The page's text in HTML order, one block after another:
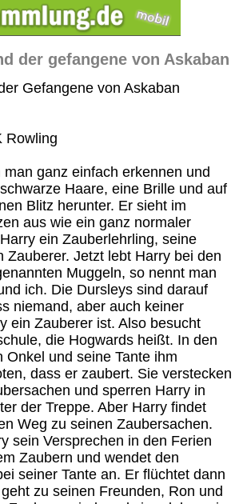
der gefangene von Askaban
Gefangene von Askaban
Rowling
ganz einfach erkennen und
Haare, eine Brille und auf
Blitz herunter. Er sieht im
aus wie ein ganz normaler
ein Zauberlehrling, seine
Zauberer. Jetzt lebt Harry bei den
Muggeln, so nennt man
ich. Die Dursleys sind darauf
niemand, aber auch keiner
ein Zauberer ist. Also besucht
die Hogwards heißt. In den
Onkel und seine Tante ihm
dass er zaubert. Sie verstecken
und sperren Harry in
der Treppe. Aber Harry findet
Weg zu seinen Zaubersachen.
sein Versprechen in den Ferien
Zaubern und wendet den
seiner Tante an. Er flüchtet dann
zu seinen Freunden, Ron und